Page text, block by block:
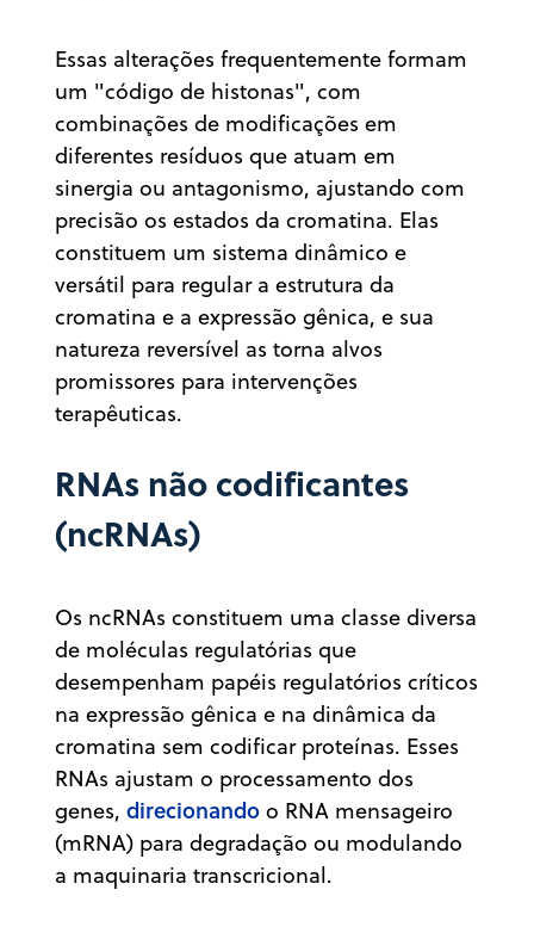
Essas alterações frequentemente formam
um "código de histonas", com
combinações de modificações em
diferentes resíduos que atuam em
sinergia ou antagonismo, ajustando com
precisão os estados da cromatina. Elas
constituem um sistema dinâmico e
versátil para regular a estrutura da
cromatina e a expressão gênica, e sua
natureza reversível as torna alvos
promissores para intervenções
terapêuticas.
RNAs não codificantes
(ncRNAs)
Os ncRNAs constituem uma classe diversa
de moléculas regulatórias que
desempenham papéis regulatórios críticos
na expressão gênica e na dinâmica da
cromatina sem codificar proteínas. Esses
RNAs ajustam o processamento dos
genes, direcionando o RNA mensageiro
(mRNA) para degradação ou modulando
a maquinaria transcricional.